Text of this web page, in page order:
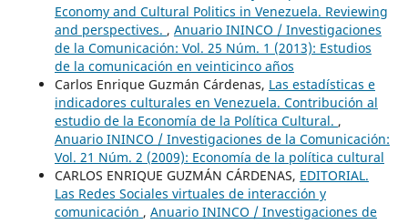
Economy and Cultural Politics in Venezuela. Reviewing
and perspectives. , Anuario ININCO / Investigaciones
de la Comunicación: Vol. 25 Núm. 1 (2013): Estudios
de la comunicación en veinticinco años
Carlos Enrique Guzmán Cárdenas, Las estadísticas e
indicadores culturales en Venezuela. Contribución al
estudio de la Economía de la Política Cultural. ,
Anuario ININCO / Investigaciones de la Comunicación:
Vol. 21 Núm. 2 (2009): Economía de la política cultural
CARLOS ENRIQUE GUZMÁN CÁRDENAS, EDITORIAL.
Las Redes Sociales virtuales de interacción y
comunicación , Anuario ININCO / Investigaciones de